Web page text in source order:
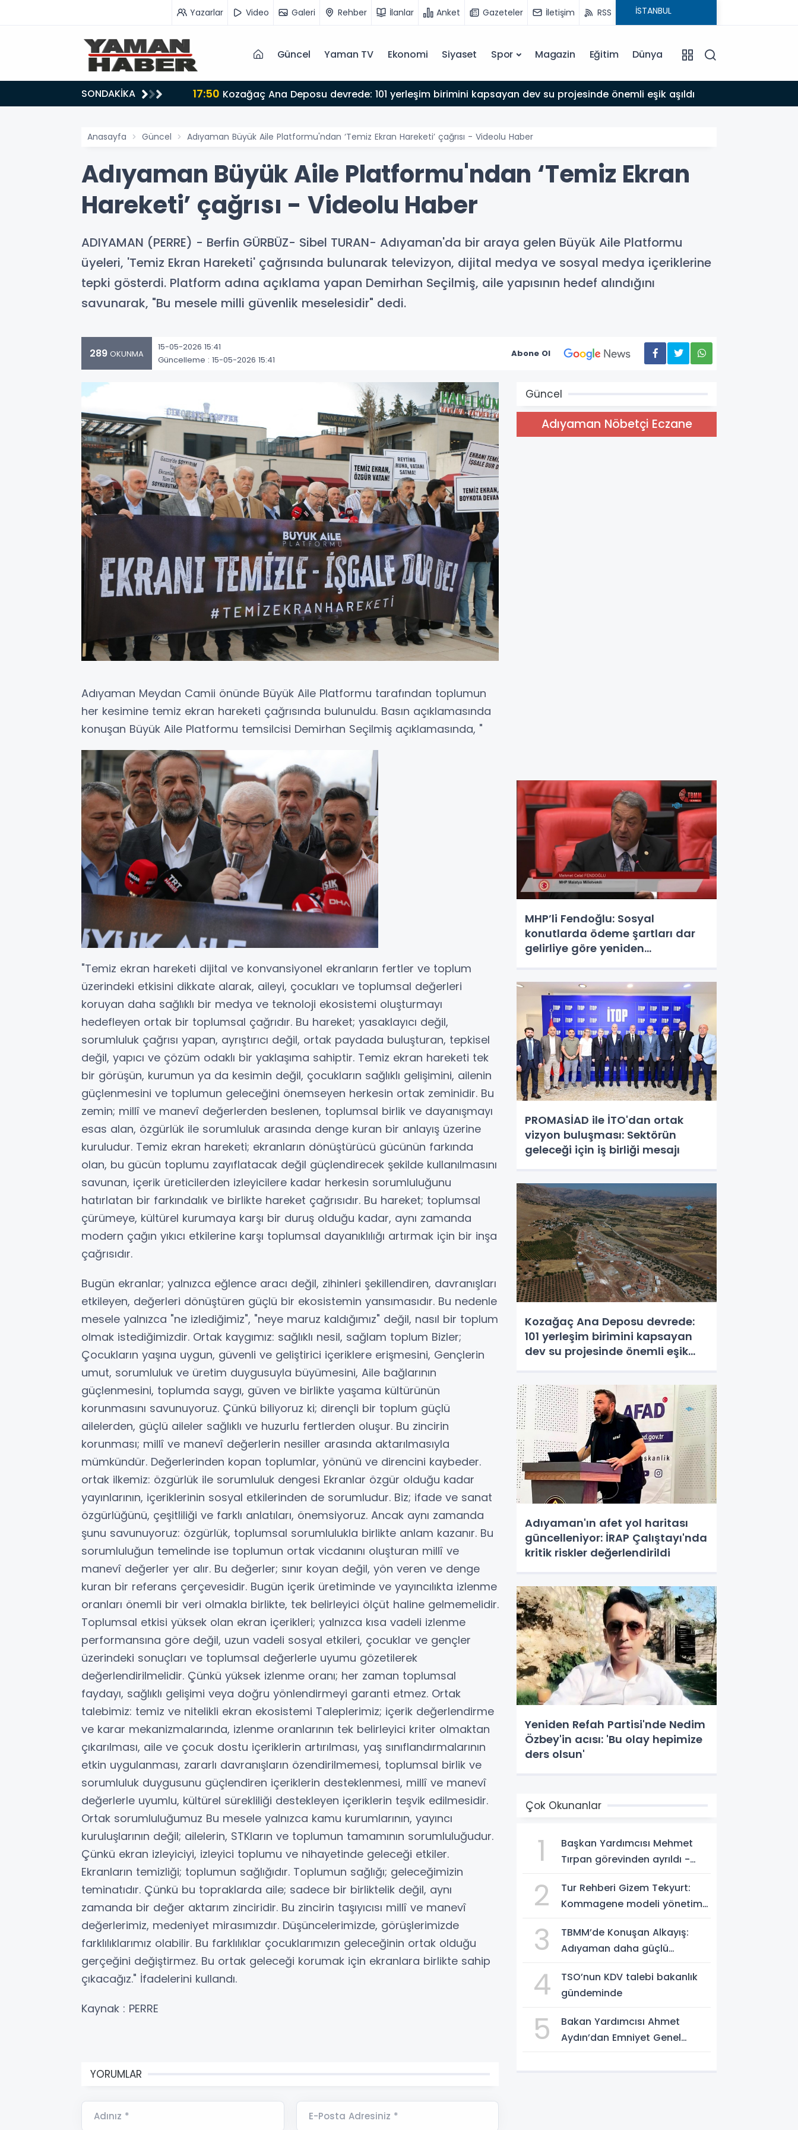
Yazarlar Video Galeri Rehber İlanlar Anket Gazeteler İletişim RSS
Güncel Yaman TV Ekonomi Siyaset Spor Magazin Eğitim Dünya
SONDAKİKA
iş birliği mesajı 17:50 Kozağaç Ana Deposu devrede: 101 yerleşim birimini kapsayan dev su projesinde önemli eşik aşıldı
Anasayfa Güncel Adıyaman Büyük Aile Platformu'ndan ‘Temiz Ekran Hareketi’ çağrısı - Videolu Haber
Adıyaman Büyük Aile Platformu'ndan ‘Temiz Ekran
Hareketi’ çağrısı - Videolu Haber
ADIYAMAN (PERRE) - Berfin GÜRBÜZ- Sibel TURAN- Adıyaman'da bir araya gelen Büyük Aile Platformu
üyeleri, 'Temiz Ekran Hareketi' çağrısında bulunarak televizyon, dijital medya ve sosyal medya içeriklerine
tepki gösterdi. Platform adına açıklama yapan Demirhan Seçilmiş, aile yapısının hedef alındığını
savunarak, "Bu mesele milli güvenlik meselesidir" dedi.
289 OKUNMA
15-05-2026 15:41
Güncelleme : 15-05-2026 15:41
Abone Ol
Adıyaman Meydan Camii önünde Büyük Aile Platformu tarafından toplumun
her kesimine temiz ekran hareketi çağrısında bulunuldu. Basın açıklamasında
konuşan Büyük Aile Platformu temsilcisi Demirhan Seçilmiş açıklamasında, "
"Temiz ekran hareketi dijital ve konvansiyonel ekranların fertler ve toplum
üzerindeki etkisini dikkate alarak, aileyi, çocukları ve toplumsal değerleri
koruyan daha sağlıklı bir medya ve teknoloji ekosistemi oluşturmayı
hedefleyen ortak bir toplumsal çağrıdır. Bu hareket; yasaklayıcı değil,
sorumluluk çağrısı yapan, ayrıştırıcı değil, ortak paydada buluşturan, tepkisel
değil, yapıcı ve çözüm odaklı bir yaklaşıma sahiptir. Temiz ekran hareketi tek
bir görüşün, kurumun ya da kesimin değil, çocukların sağlıklı gelişimini, ailenin
güçlenmesini ve toplumun geleceğini önemseyen herkesin ortak zeminidir. Bu
zemin; millî ve manevî değerlerden beslenen, toplumsal birlik ve dayanışmayı
esas alan, özgürlük ile sorumluluk arasında denge kuran bir anlayış üzerine
kuruludur. Temiz ekran hareketi; ekranların dönüştürücü gücünün farkında
olan, bu gücün toplumu zayıflatacak değil güçlendirecek şekilde kullanılmasını
savunan, içerik üreticilerden izleyicilere kadar herkesin sorumluluğunu
hatırlatan bir farkındalık ve birlikte hareket çağrısıdır. Bu hareket; toplumsal
çürümeye, kültürel kurumaya karşı bir duruş olduğu kadar, aynı zamanda
modern çağın yıkıcı etkilerine karşı toplumsal dayanıklılığı artırmak için bir inşa
çağrısıdır.
Bugün ekranlar; yalnızca eğlence aracı değil, zihinleri şekillendiren, davranışları
etkileyen, değerleri dönüştüren güçlü bir ekosistemin yansımasıdır. Bu nedenle
mesele yalnızca "ne izlediğimiz", "neye maruz kaldığımız" değil, nasıl bir toplum
olmak istediğimizdir. Ortak kaygımız: sağlıklı nesil, sağlam toplum Bizler;
Çocukların yaşına uygun, güvenli ve geliştirici içeriklere erişmesini, Gençlerin
umut, sorumluluk ve üretim duygusuyla büyümesini, Aile bağlarının
güçlenmesini, toplumda saygı, güven ve birlikte yaşama kültürünün
korunmasını savunuyoruz. Çünkü biliyoruz ki; dirençli bir toplum güçlü
ailelerden, güçlü aileler sağlıklı ve huzurlu fertlerden oluşur. Bu zincirin
korunması; millî ve manevî değerlerin nesiller arasında aktarılmasıyla
mümkündür. Değerlerinden kopan toplumlar, yönünü ve direncini kaybeder.
ortak ilkemiz: özgürlük ile sorumluluk dengesi Ekranlar özgür olduğu kadar
yayınlarının, içeriklerinin sosyal etkilerinden de sorumludur. Biz; ifade ve sanat
özgürlüğünü, çeşitliliği ve farklı anlatıları, önemsiyoruz. Ancak aynı zamanda
şunu savunuyoruz: özgürlük, toplumsal sorumlulukla birlikte anlam kazanır. Bu
sorumluluğun temelinde ise toplumun ortak vicdanını oluşturan millî ve
manevî değerler yer alır. Bu değerler; sınır koyan değil, yön veren ve denge
kuran bir referans çerçevesidir. Bugün içerik üretiminde ve yayıncılıkta izlenme
oranları önemli bir veri olmakla birlikte, tek belirleyici ölçüt haline gelmemelidir.
Toplumsal etkisi yüksek olan ekran içerikleri; yalnızca kısa vadeli izlenme
performansına göre değil, uzun vadeli sosyal etkileri, çocuklar ve gençler
üzerindeki sonuçları ve toplumsal değerlerle uyumu gözetilerek
değerlendirilmelidir. Çünkü yüksek izlenme oranı; her zaman toplumsal
faydayı, sağlıklı gelişimi veya doğru yönlendirmeyi garanti etmez. Ortak
talebimiz: temiz ve nitelikli ekran ekosistemi Taleplerimiz; içerik değerlendirme
ve karar mekanizmalarında, izlenme oranlarının tek belirleyici kriter olmaktan
çıkarılması, aile ve çocuk dostu içeriklerin artırılması, yaş sınıflandırmalarının
etkin uygulanması, zararlı davranışların özendirilmemesi, toplumsal birlik ve
sorumluluk duygusunu güçlendiren içeriklerin desteklenmesi, millî ve manevî
değerlerle uyumlu, kültürel sürekliliği destekleyen içeriklerin teşvik edilmesidir.
Ortak sorumluluğumuz Bu mesele yalnızca kamu kurumlarının, yayıncı
kuruluşlarının değil; ailelerin, STKların ve toplumun tamamının sorumluluğudur.
Çünkü ekran izleyiciyi, izleyici toplumu ve nihayetinde geleceği etkiler.
Ekranların temizliği; toplumun sağlığıdır. Toplumun sağlığı; geleceğimizin
teminatıdır. Çünkü bu topraklarda aile; sadece bir birliktelik değil, aynı
zamanda bir değer aktarım zinciridir. Bu zincirin taşıyıcısı millî ve manevî
değerlerimiz, medeniyet mirasımızdır. Düşüncelerimizde, görüşlerimizde
farklılıklarımız olabilir. Bu farklılıklar çocuklarımızın geleceğinin ortak olduğu
gerçeğini değiştirmez. Bu ortak geleceği korumak için ekranlara birlikte sahip
çıkacağız." İfadelerini kullandı.
Kaynak : PERRE
YORUMLAR
Adınız * E-Posta Adresiniz *
Güncel
Adıyaman Nöbetçi Eczane
MHP’li Fendoğlu: Sosyal
konutlarda ödeme şartları dar
gelirliye göre yeniden
PROMASİAD ile İTO'dan ortak
vizyon buluşması: Sektörün
geleceği için iş birliği mesajı
Kozağaç Ana Deposu devrede:
101 yerleşim birimini kapsayan
dev su projesinde önemli eşik
Adıyaman'ın afet yol haritası
güncelleniyor: İRAP Çalıştayı'nda
kritik riskler değerlendirildi
Yeniden Refah Partisi'nde Nedim
Özbey'in acısı: 'Bu olay hepimize
ders olsun'
Çok Okunanlar
1
Başkan Yardımcısı Mehmet
Tırpan görevinden ayrıldı -
2
Tur Rehberi Gizem Tekyurt:
Kommagene modeli yönetim
3
TBMM’de Konuşan Alkayış:
Adıyaman daha güçlü
4
TSO’nun KDV talebi bakanlık
gündeminde
5
Bakan Yardımcısı Ahmet
Aydın’dan Emniyet Genel